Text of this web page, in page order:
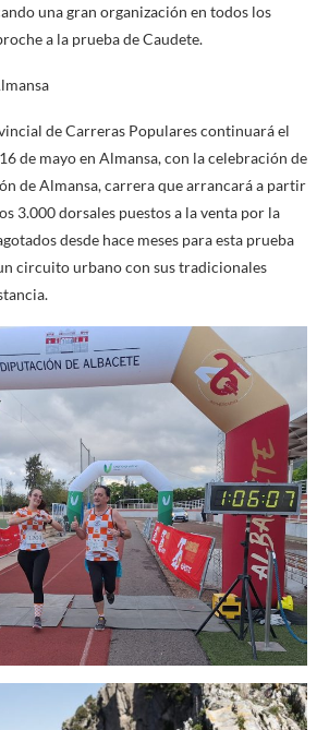
una gran organización en todos los
a la prueba de Caudete.
de Carreras Populares continuará el
de mayo en Almansa, con la celebración de
de Almansa, carrera que arrancará a partir
3.000 dorsales puestos a la venta por la
desde hace meses para esta prueba
circuito urbano con sus tradicionales